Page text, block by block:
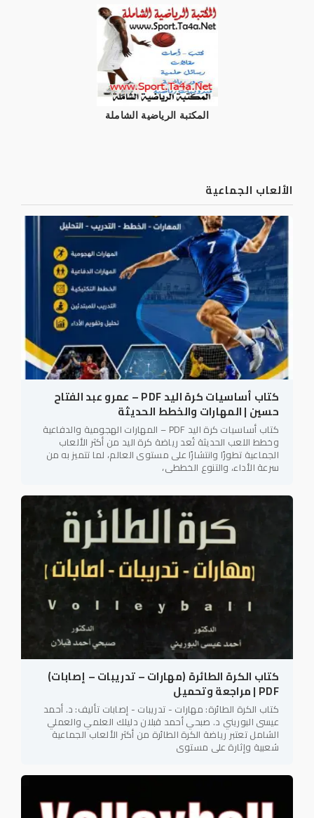
المكتبة الرياضية الشاملة
الألعاب الجماعية
كتاب أساسيات كرة اليد PDF – عمرو عبد الفتاح
حسين | المهارات والخطط الحديثة
كتاب أساسيات كرة اليد PDF – المهارات الهجومية والدفاعية
وخطط اللعب الحديثة تُعد رياضة كرة اليد من أكثر الألعاب
الجماعية تطورًا وانتشارًا على مستوى العالم، لما تتميز به من
سرعة الأداء، والتنوع الخططي،
كتاب الكرة الطائرة (مهارات – تدريبات – إصابات)
PDF | مراجعة وتحميل
كتاب الكرة الطائرة: مهارات - تدريبات - إصابات تأليف: د. أحمد
عيسى البوريني د. صبحي أحمد قبلان دليلك العلمي والعملي
الشامل تعتبر رياضة الكرة الطائرة من أكثر الألعاب الجماعية
شعبية وإثارة على مستوى